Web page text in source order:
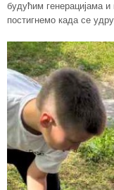
будућим генерацијама
постигнемо када се